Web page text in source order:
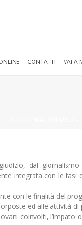
CONTATTI VAI A
dal
integrata con le fasi
con le finalità del
ed alle attività di
coinvolti, l’impato